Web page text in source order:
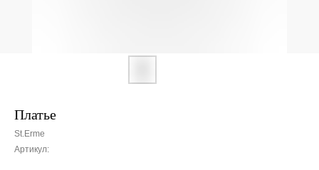
Платье
St.Erme
Артикул: